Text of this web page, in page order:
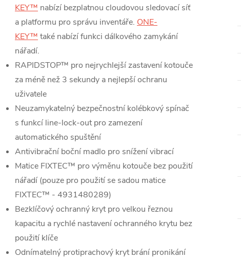
KEY™ nabízí bezplatnou cloudovou sledovací síť
a platformu pro správu inventáře. ONE-
KEY™ také nabízí funkci dálkového zamykání
nářadí.
RAPIDSTOP™ pro nejrychlejší zastavení kotouče
za méně než 3 sekundy a nejlepší ochranu
uživatele
Neuzamykatelný bezpečnostní kolébkový spínač
s funkcí line-lock-out pro zamezení
automatického spuštění
Antivibrační boční madlo pro snížení vibrací
Matice FIXTEC™ pro výměnu kotouče bez použití
nářadí (pouze pro použití se sadou matice
FIXTEC™ - 4931480289)
Bezklíčový ochranný kryt pro velkou řeznou
kapacitu a rychlé nastavení ochranného krytu bez
použití klíče
Odnímatelný protiprachový kryt brání pronikání